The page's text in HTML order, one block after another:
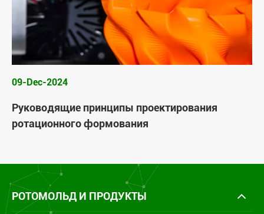
09-Dec-2024
Руководящие принципы проектирования
ротационного формования
РОТОМОЛЬД И ПРОДУКТЫ